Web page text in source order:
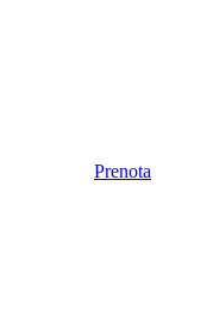
Prenota